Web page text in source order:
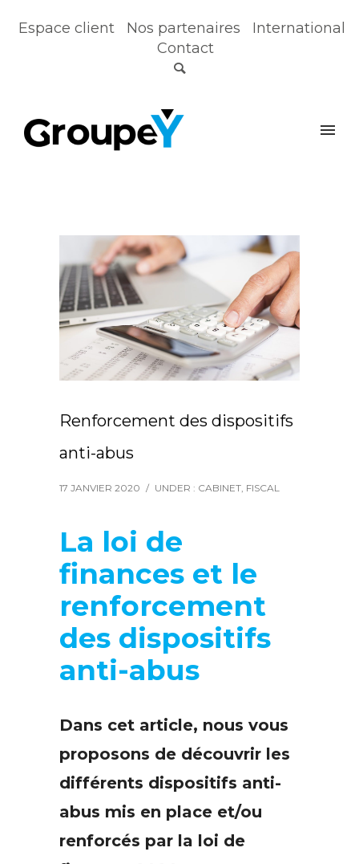
Espace client Nos partenaires
International
Contact
Renforcement des dispositifs
anti-abus
17 JANVIER 2020 / UNDER : CABINET, FISCAL
La loi de
finances et le
renforcement
des dispositifs
anti-abus
Dans cet article, nous vous
proposons de découvrir les
différents dispositifs anti-
abus mis en place et/ou
renforcés par la loi de